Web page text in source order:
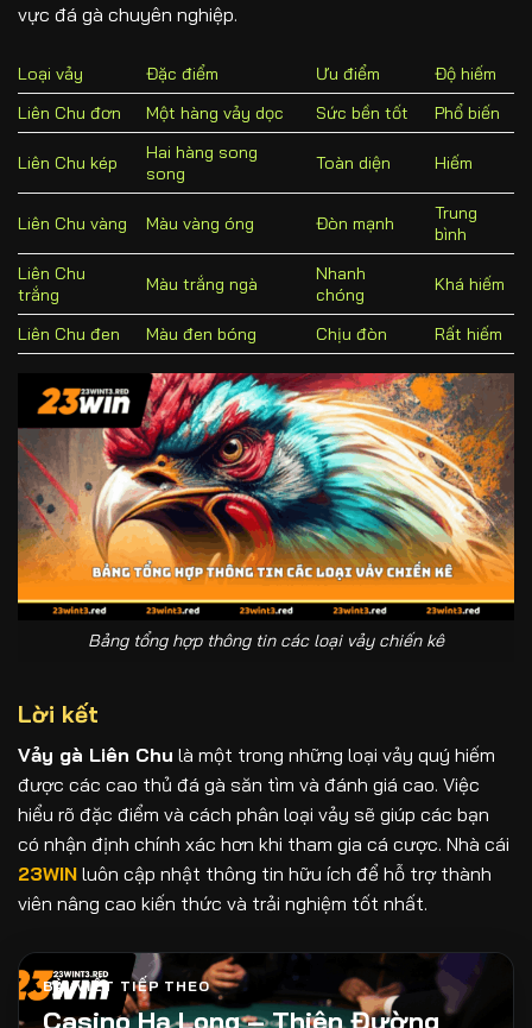
vực đá gà chuyên nghiệp.
Loại vảy Đặc điểm Ưu điểm
Độ hiếm
Liên Chu đơn
Một hàng vảy dọc Sức bền tốt Phổ biến
Liên Chu kép
Hai hàng song
song
Toàn diện Hiếm
Liên Chu vàng Màu vàng óng Đòn mạnh
Trung
bình
Liên Chu
trắng
Màu trắng ngà
Nhanh
chóng
Khá hiếm
Liên Chu đen Màu đen bóng Chịu đòn Rất hiếm
Bảng tổng hợp thông tin các loại vảy chiến kê
Lời kết
Vảy gà Liên Chu là một trong những loại vảy quý hiếm
được các cao thủ đá gà săn tìm và đánh giá cao. Việc
hiểu rõ đặc điểm và cách phân loại vảy sẽ giúp các bạn
có nhận định chính xác hơn khi tham gia cá cược. Nhà cái
23WIN luôn cập nhật thông tin hữu ích để hỗ trợ thành
viên nâng cao kiến thức và trải nghiệm tốt nhất.
BÀI VIẾT TIẾP THEO
Casino Hạ Long – Thiên Đường